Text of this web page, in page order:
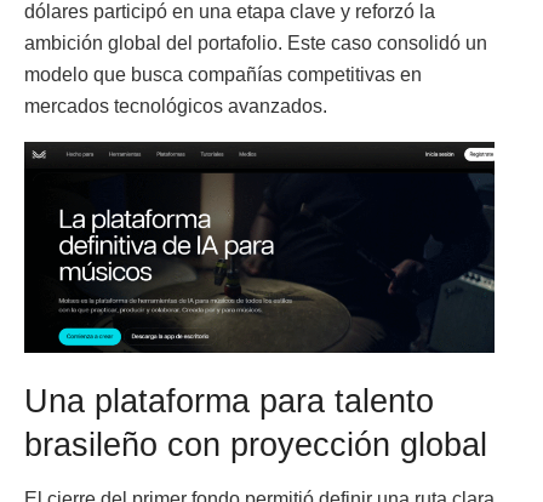
dólares participó en una etapa clave y reforzó la
ambición global del portafolio. Este caso consolidó un
modelo que busca compañías competitivas en
mercados tecnológicos avanzados.
Una plataforma para talento
brasileño con proyección global